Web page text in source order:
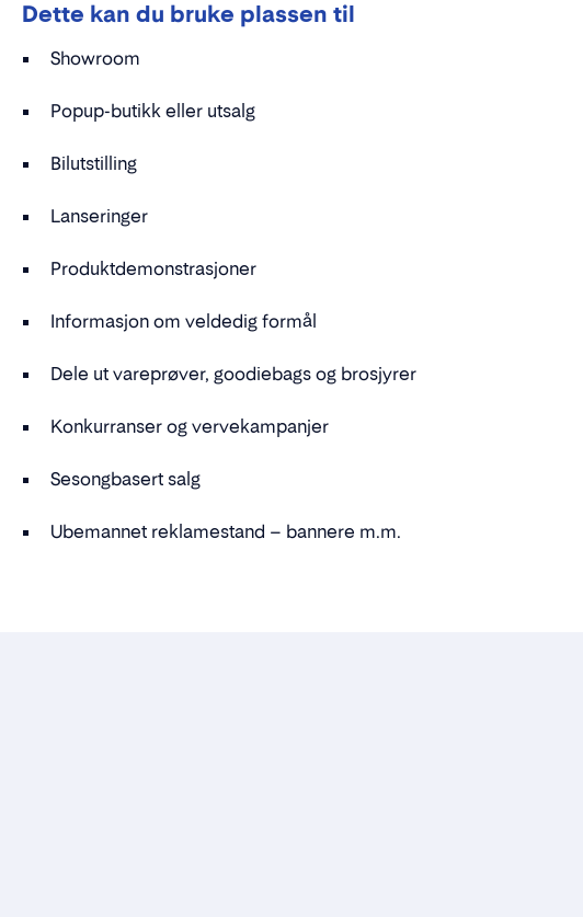
Dette kan du bruke plassen til
Showroom
Popup-butikk eller utsalg
Bilutstilling
Lanseringer
Produktdemonstrasjoner
Informasjon om veldedig formål
Dele ut vareprøver, goodiebags og brosjyrer
Konkurranser og vervekampanjer
Sesongbasert salg
Ubemannet reklamestand – bannere m.m.